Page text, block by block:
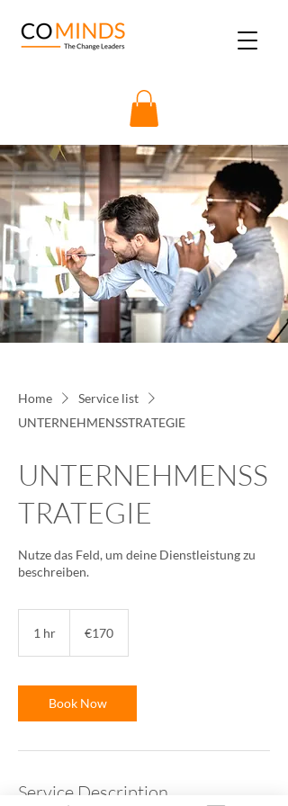
Home
Service list
UNTERNEHMENSSTRATEGIE
UNTERNEHMENSS
TRATEGIE
Nutze das Feld, um deine Dienstleistung zu
beschreiben.
1 hr €170
Book Now
Service Description